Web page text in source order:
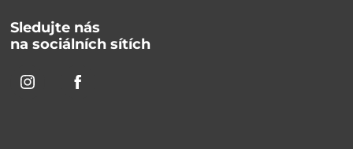
Sledujte nás
na sociálních sítích